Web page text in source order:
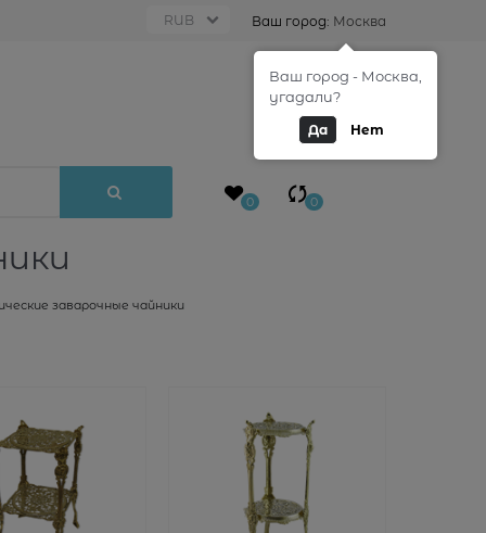
Ваш город: Москва
0
0 0
заварочные чайники
Ваш город - Москва,
угадали?
Да Нет